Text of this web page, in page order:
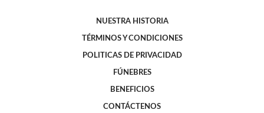
NUESTRA HISTORIA
TÉRMINOS Y CONDICIONES
POLITICAS DE PRIVACIDAD
FÚNEBRES
BENEFICIOS
CONTÁCTENOS